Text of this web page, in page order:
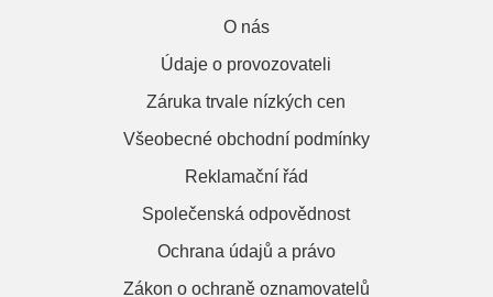
O nás
Údaje o provozovateli
Záruka trvale nízkých cen
Všeobecné obchodní podmínky
Reklamační řád
Společenská odpovědnost
Ochrana údajů a právo
Zákon o ochraně oznamovatelů